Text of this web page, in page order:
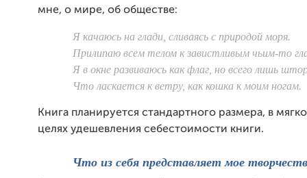
мне, о мире, об обществе:
Я качаюсь на глади, сливаясь с природой моря.
Прилипаю всем телом к завистливым чьим-то
Я в окне развиваюсь как флаг, но всего лишь
Что ласкается к ветру, как кошка к моим ногам.
Книга планируется стандартного размера, в
целях удешевления себестоимости книги.
Что из себя представляет мое